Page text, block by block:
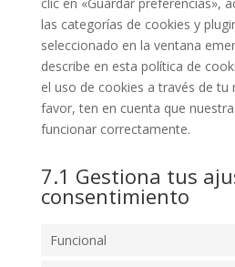
las categorías de cookies y
seleccionado en la ventana
describe en esta política de
el uso de cookies a través de
favor, ten en cuenta que
funcionar correctamente.
7.1 Gestiona tus
consentimiento
Funcional